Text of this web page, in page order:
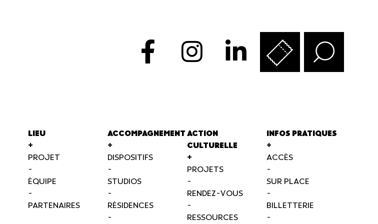
LIEU
+
PROJET
-
ÉQUIPE
-
PARTENAIRES
ACCOMPAGNEMENT
+
DISPOSITIFS
-
STUDIOS
-
RÉSIDENCES
-
ACTION
CULTURELLE
+
PROJETS
-
RENDEZ-VOUS
-
RESSOURCES
INFOS PRATIQUES
+
ACCÈS
-
SUR PLACE
-
BILLETTERIE
-